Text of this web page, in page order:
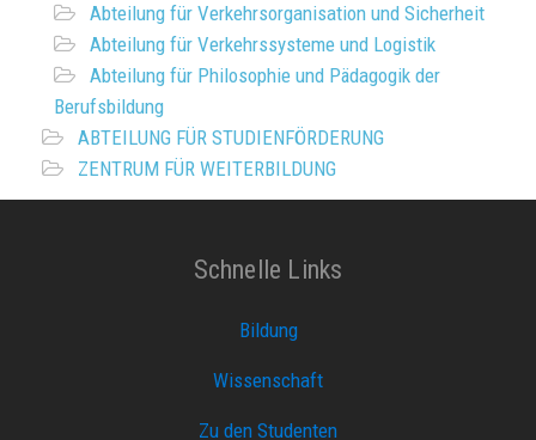
Abteilung für Verkehrsorganisation und Sicherheit
Abteilung für Verkehrssysteme und Logistik
Abteilung für Philosophie und Pädagogik der
Berufsbildung
ABTEILUNG FÜR STUDIENFÖRDERUNG
ZENTRUM FÜR WEITERBILDUNG
Schnelle Links
Bildung
Wissenschaft
Zu den Studenten